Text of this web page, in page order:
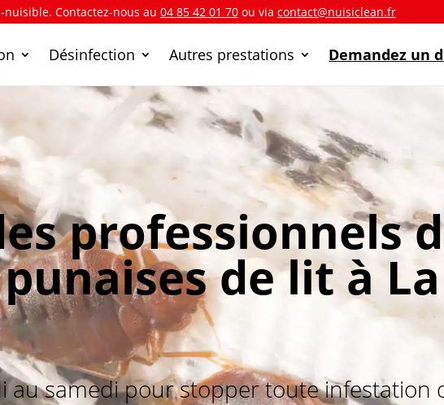
Contactez-nous au 04 85 42 01 70 ou via contact@nuisiclean.fr
Désinfection Autres prestations Demandez un
professionnels
de lit à La
samedi pour stopper toute infestation